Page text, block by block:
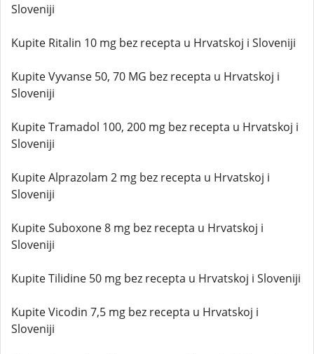
Sloveniji
Kupite Ritalin 10 mg bez recepta u Hrvatskoj i Sloveniji
Kupite Vyvanse 50, 70 MG bez recepta u Hrvatskoj i
Sloveniji
Kupite Tramadol 100, 200 mg bez recepta u Hrvatskoj i
Sloveniji
Kupite Alprazolam 2 mg bez recepta u Hrvatskoj i
Sloveniji
Kupite Suboxone 8 mg bez recepta u Hrvatskoj i
Sloveniji
Kupite Tilidine 50 mg bez recepta u Hrvatskoj i Sloveniji
Kupite Vicodin 7,5 mg bez recepta u Hrvatskoj i
Sloveniji